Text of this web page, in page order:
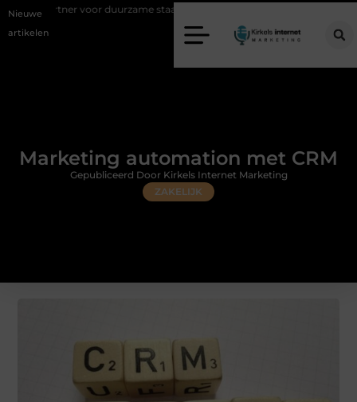
Nieuwe
artikelen
duurzame staalconstructies
Marketing automation met CRM
ZAKELIJK
Gepubliceerd Door Kirkels Internet Marketing